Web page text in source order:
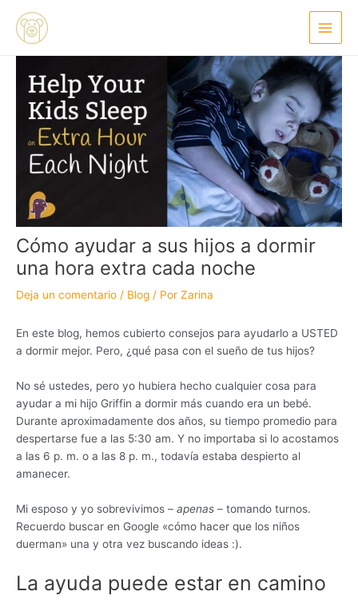
contenido
Main
Menu
Cómo ayudar a sus hijos a dormir
una hora extra cada noche
Deja un comentario / Blog / Por Zarina
En este blog, hemos cubierto consejos para ayudarlo a USTED
a dormir mejor. Pero, ¿qué pasa con el sueño de tus hijos?
No sé ustedes, pero yo hubiera hecho cualquier cosa para
ayudar a mi hijo Griffin a dormir más cuando era un bebé.
Durante aproximadamente dos años, su tiempo promedio para
despertarse fue a las 5:30 am. Y no importaba si lo acostamos
a las 6 p. m. o a las 8 p. m., todavía estaba despierto al
amanecer.
Mi esposo y yo sobrevivimos – apenas – tomando turnos.
Recuerdo buscar en Google «cómo hacer que los niños
duerman» una y otra vez buscando ideas :).
La ayuda puede estar en camino
de
entradas